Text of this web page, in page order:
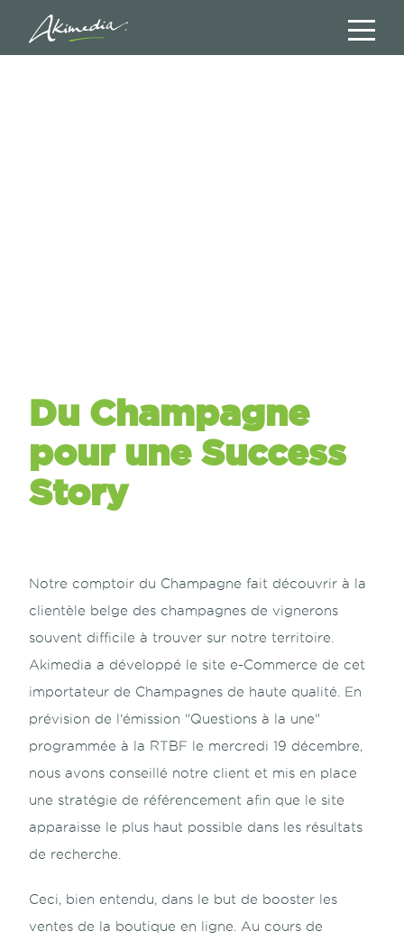
Du Champagne
pour une Success
Story
Notre comptoir du Champagne fait découvrir à la
clientèle belge des champagnes de vignerons
souvent difficile à trouver sur notre territoire.
Akimedia a développé le site e-Commerce de cet
importateur de Champagnes de haute qualité. En
prévision de l'émission "Questions à la une"
programmée à la RTBF le mercredi 19 décembre,
nous avons conseillé notre client et mis en place
une stratégie de référencement afin que le site
apparaisse le plus haut possible dans les résultats
de recherche.
Ceci, bien entendu, dans le but de booster les
ventes de la boutique en ligne. Au cours de